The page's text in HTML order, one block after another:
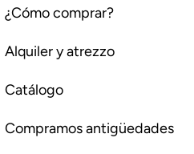
¿Cómo comprar?
Alquiler y atrezzo
Catálogo
Compramos antigüedades